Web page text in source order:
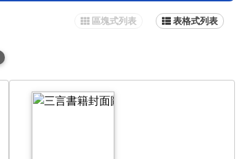
表格式列表
區塊式列表